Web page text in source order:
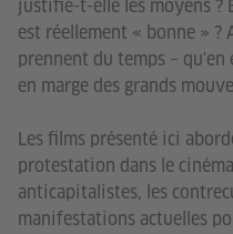
justifie-t-elle les moyens ?
est réellement « bonne » ?
prennent du temps –
en marge des grands
Les films présenté ici
protestation dans le
anticapitalistes, les
manifestations actuelles